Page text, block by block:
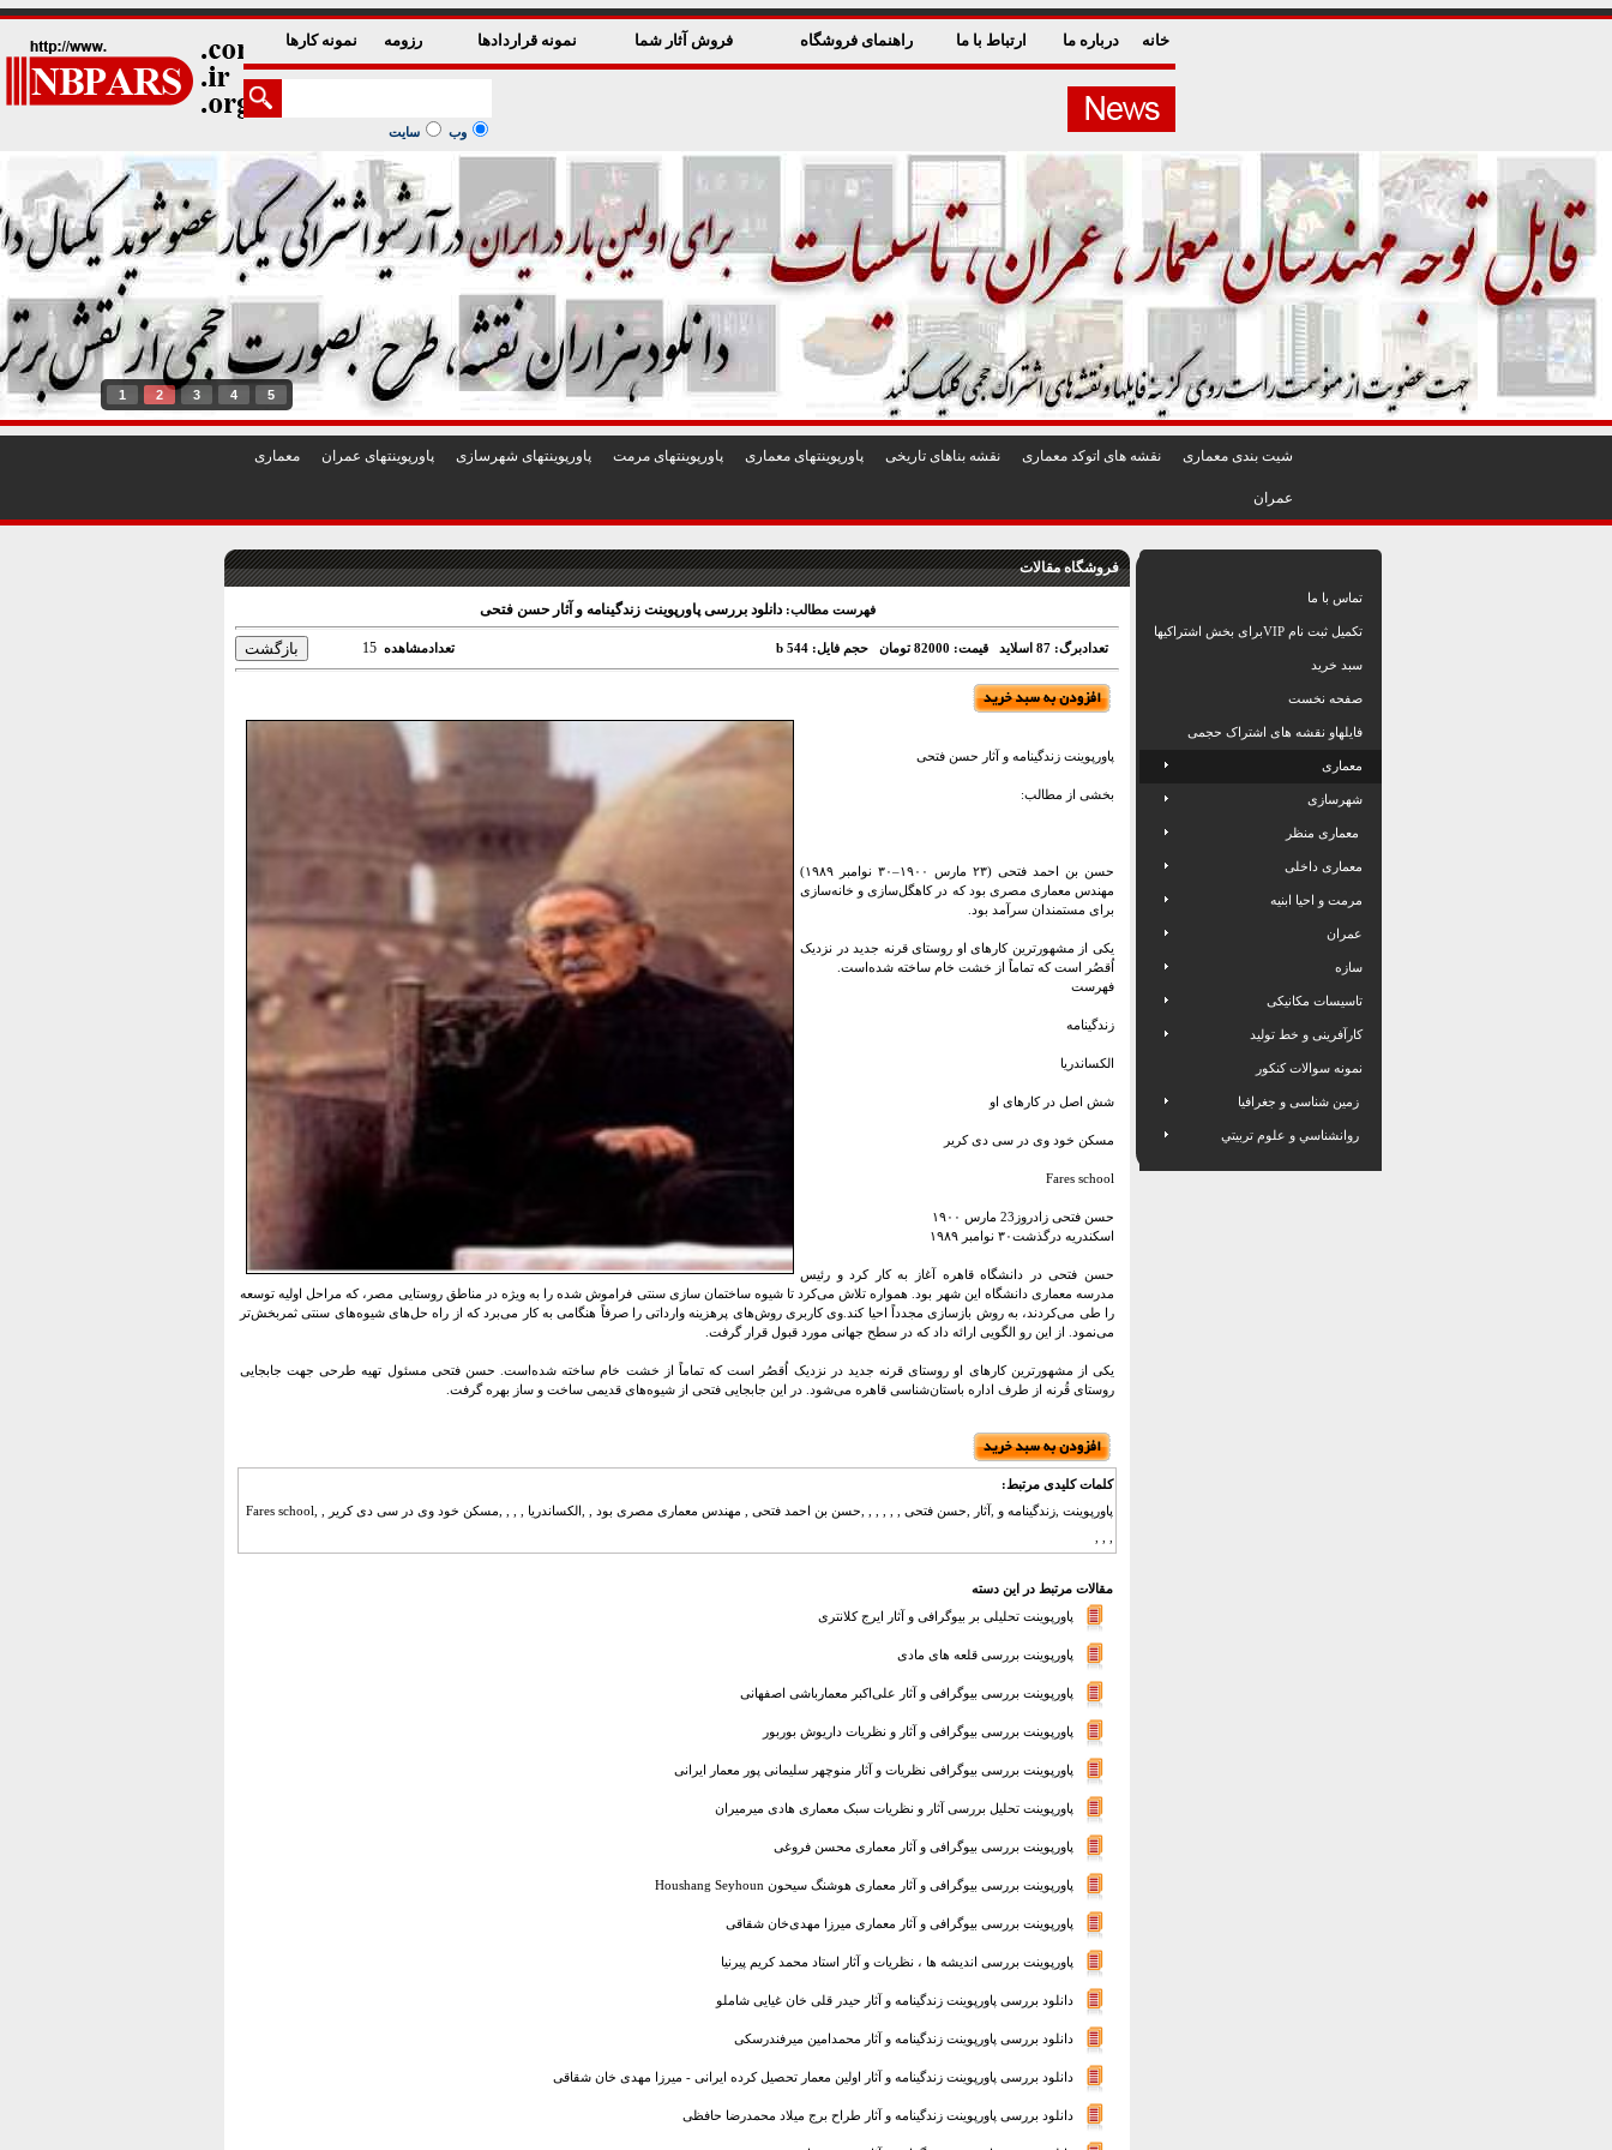
خانه درباره ما ارتباط با ما راهنمای فروشگاه فروش آثار شما نمونه قراردادها رزومه نمونه کارها
وب سایت
1 2 3 4 5
شيت بندی معماری نقشه های اتوکد معماری نقشه بناهای تاريخی پاورپوينتهای معماری پاورپوينتهای مرمت پاورپوينتهای شهرسازی پاورپوينتهای عمران معماری
عمران
فروشگاه مقالات
فهرست مطالب: دانلود بررسی پاورپوینت زندگینامه و آثار حسن فتحی
تعدادبرگ: 87 اسلاید قیمت: 82000 تومان حجم فایل: 544 b تعدادمشاهده 15
پاورپوینت زندگینامه و آثار حسن فتحی
بخشی از مطالب:
حسن بن احمد فتحی (۲۳ مارس ۱۹۰۰–۳۰ نوامبر ۱۹۸۹)
مهندس معماری مصری بود که در کاهگل‌سازی و خانه‌سازی
برای مستمندان سرآمد بود.
یکی از مشهورترین کارهای او روستای قرنه جدید در نزدیک
اُقصُر است که تماماً از خشت خام ساخته شده‌است.
فهرست
زندگینامه
الکساندریا
شش اصل در کارهای او
مسكن خود وی در سی دی كریر
Fares school
حسن فتحی زادروز23 مارس ۱۹۰۰
اسکندریه درگذشت۳۰ نوامبر ۱۹۸۹
حسن فتحی در دانشگاه قاهره آغاز به کار کرد و رئیس
مدرسه معماری دانشگاه این شهر بود. همواره تلاش می‌کرد تا شیوه ساختمان سازی سنتی فراموش شده را به ویژه در مناطق روستایی مصر، که مراحل اولیه توسعه
را طی می‌کردند، به روش بازسازی مجدداً احیا کند.وی کاربری روش‌های پرهزینه وارداتی را صرفاً هنگامی به کار می‌برد که از راه حل‌های شیوه‌های سنتی ثمربخش‌تر
می‌نمود. از این رو الگویی ارائه داد که در سطح جهانی مورد قبول قرار گرفت.
یکی از مشهورترین کارهای او روستای قرنه جدید در نزدیک اُقصُر است که تماماً از خشت خام ساخته شده‌است. حسن فتحی مسئول تهیه طرحی جهت جابجایی
روستای قُرنه از طرف اداره باستان‌شناسی قاهره می‌شود. در این جابجایی فتحی از شیوه‌های قدیمی ساخت و ساز بهره گرفت.
کلمات کلیدی مرتبط:
پاورپوینت ,زندگینامه و ,آثار ,حسن فتحی , , , , , ,حسن بن احمد فتحی , مهندس معماری مصری بود , ,الکساندریا , , , ,مسكن خود وی در سی دی كریر , ,Fares school
مقالات مرتبط در این دسته
پاورپوینت تحلیلی بر بیوگرافی و آثار ایرج کلانتری
پاورپوینت بررسی قلعه های مادی
پاورپوینت بررسی بیوگرافی و آثار علی‌اکبر معمارباشی اصفهانی
پاورپوینت بررسی بیوگرافی و آثار و نظریات داریوش بوربور
پاورپوینت بررسی بیوگرافی نظریات و آثار منوچهر سلیمانی پور معمار ایرانی
پاورپوینت تحلیل بررسی آثار و نظریات سبک معماری هادی میرمیران
پاورپوینت بررسی بیوگرافی و آثار معماری محسن فروغی
پاورپوینت بررسی بیوگرافی و آثار معماری هوشنگ سیحون Houshang Seyhoun
پاورپوینت بررسی بیوگرافی و آثار معماری میرزا مهدی‌خان ‌شقاقی
پاورپوینت بررسی اندیشه ها ، نظریات و آثار استاد محمد کریم پیرنیا
دانلود بررسی پاورپوینت زندگینامه و آثار حیدر قلی خان غیایی شاملو
دانلود بررسی پاورپوینت زندگینامه و آثار محمدامین میرفندرسکی
دانلود بررسی پاورپوینت زندگینامه و آثار اولین معمار تحصیل کرده ایرانی - میرزا مهدی خان شقاقی
دانلود بررسی پاورپوینت زندگینامه و آثار طراح برج میلاد محمدرضا حافظی
تماس با ما
تکمیل ثبت نام VIPبرای بخش اشتراکیها
سبد خرید
صفحه نخست
فایلهاو نقشه های اشتراک حجمی
معماری
شهرسازی
معماری منظر
معماری داخلی
مرمت و احیا ابنیه
عمران
سازه
تاسیسات مکانیکی
کارآفرینی و خط تولید
نمونه سوالات کنکور
زمین شناسی و جغرافیا
روانشناسي و علوم تربيتي